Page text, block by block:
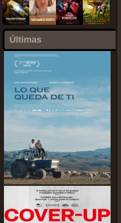
Últimas